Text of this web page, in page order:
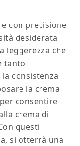
con precisione
desiderata
leggerezza che
tanto
consistenza
la crema
consentire
crema di
questi
si otterrà una